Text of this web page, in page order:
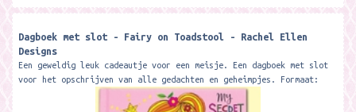
Dagboek met slot - Fairy on Toadstool - Rachel Ellen
Designs
Een geweldig leuk cadeautje voor een meisje. Een dagboek met slot
voor het opschrijven van alle gedachten en geheimpjes. Formaat: